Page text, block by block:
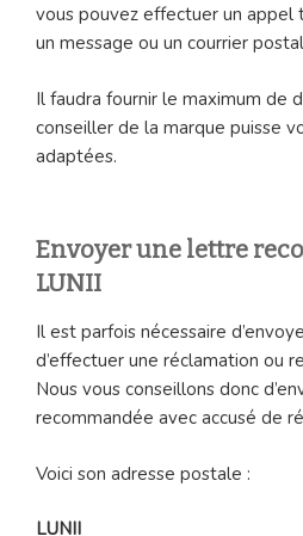
vous pouvez effectuer un
un message ou un courrier
Il faudra fournir le maximum de
conseiller de la marque puisse
adaptées.
Envoyer une lettre
LUNII
Il est parfois nécessaire
d’effectuer une réclamation ou
Nous vous conseillons donc
recommandée avec accusé de
Voici son adresse postale :
LUNII